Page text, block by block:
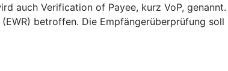
auch Verification of Payee, kurz VoP,
betroffen. Die Empfängerüberprüfung